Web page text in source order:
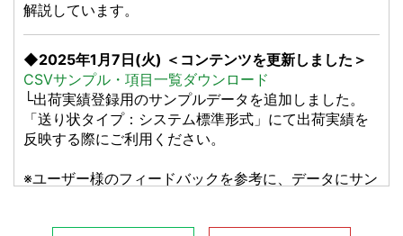
解説しています。
◆2025年1月7日(火) ＜コンテンツを更新しました＞
CSVサンプル・項目一覧ダウンロード
└出荷実績登録用のサンプルデータを追加しました。
「送り状タイプ：システム標準形式」にて出荷実績を
反映する際にご利用ください。
※ユーザー様のフィードバックを参考に、データにサン